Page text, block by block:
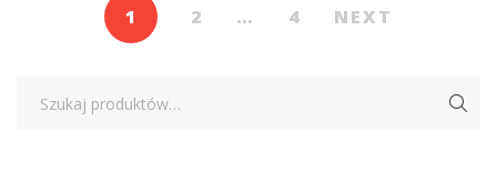
1 2 … 4 NEXT